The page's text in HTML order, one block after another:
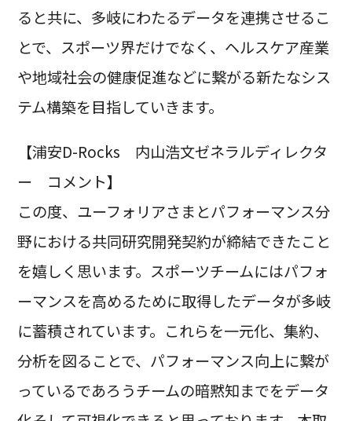
ると共に、多岐にわたるデータを連携させるこ
とで、スポーツ界だけでなく、ヘルスケア産業
や地域社会の健康促進などに繋がる新たなシス
テム構築を目指していきます。
【浦安D-Rocks 内山浩文ゼネラルディレクタ
ー コメント】
この度、ユーフォリアさまとパフォーマンス分
野における共同研究開発契約が締結できたこと
を嬉しく思います。スポーツチームにはパフォ
ーマンスを高めるために取得したデータが多岐
に蓄積されています。これらを一元化、集約、
分析を図ることで、パフォーマンス向上に繋が
っているであろうチームの暗黙知までをデータ